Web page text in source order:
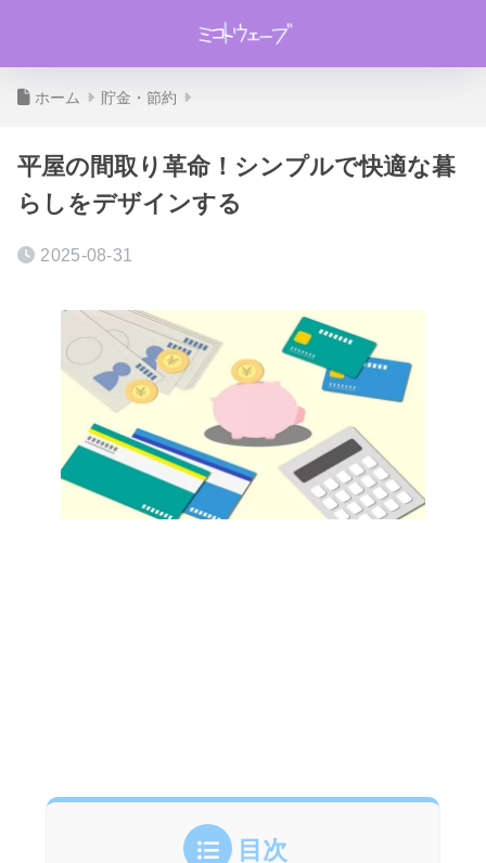
ホーム 貯金・節約
平屋の間取り革命！シンプルで快適な暮
らしをデザインする
2025-08-31
目次